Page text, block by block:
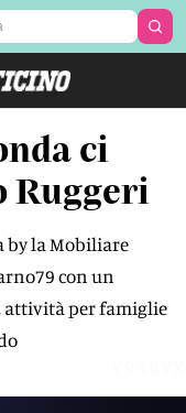
ci
Ruggeri
by la Mobiliare
con un
attività per famiglie